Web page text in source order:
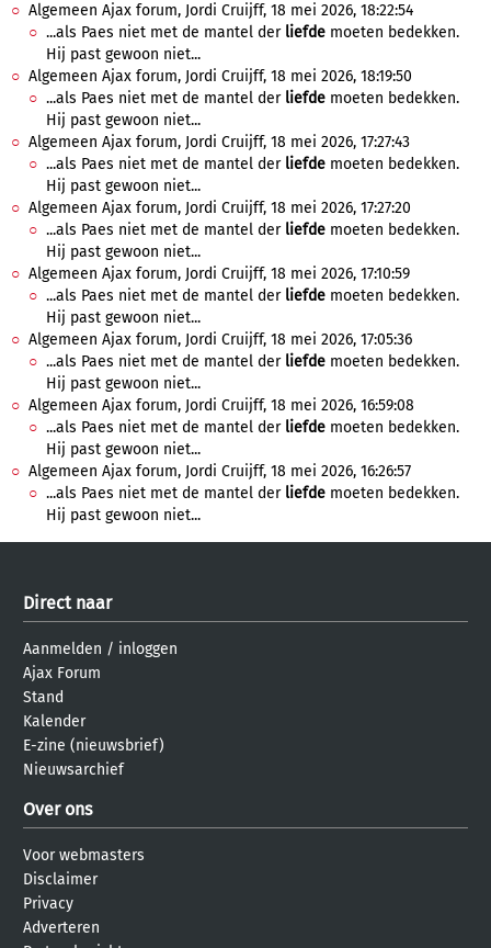
Algemeen Ajax forum, Jordi Cruijff, 18 mei 2026, 18:22:54
...als Paes niet met de mantel der liefde moeten bedekken.
Hij past gewoon niet...
Algemeen Ajax forum, Jordi Cruijff, 18 mei 2026, 18:19:50
...als Paes niet met de mantel der liefde moeten bedekken.
Hij past gewoon niet...
Algemeen Ajax forum, Jordi Cruijff, 18 mei 2026, 17:27:43
...als Paes niet met de mantel der liefde moeten bedekken.
Hij past gewoon niet...
Algemeen Ajax forum, Jordi Cruijff, 18 mei 2026, 17:27:20
...als Paes niet met de mantel der liefde moeten bedekken.
Hij past gewoon niet...
Algemeen Ajax forum, Jordi Cruijff, 18 mei 2026, 17:10:59
...als Paes niet met de mantel der liefde moeten bedekken.
Hij past gewoon niet...
Algemeen Ajax forum, Jordi Cruijff, 18 mei 2026, 17:05:36
...als Paes niet met de mantel der liefde moeten bedekken.
Hij past gewoon niet...
Algemeen Ajax forum, Jordi Cruijff, 18 mei 2026, 16:59:08
...als Paes niet met de mantel der liefde moeten bedekken.
Hij past gewoon niet...
Algemeen Ajax forum, Jordi Cruijff, 18 mei 2026, 16:26:57
...als Paes niet met de mantel der liefde moeten bedekken.
Hij past gewoon niet...
Direct naar
Aanmelden / inloggen
Ajax Forum
Stand
Kalender
E-zine (nieuwsbrief)
Nieuwsarchief
Over ons
Voor webmasters
Disclaimer
Privacy
Adverteren